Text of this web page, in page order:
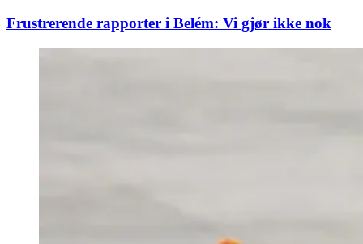
Frustrerende rapporter i Belém: Vi gjør ikke nok